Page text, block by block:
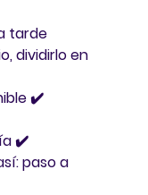
tarde
dividirlo en
✔️
✔️
paso a